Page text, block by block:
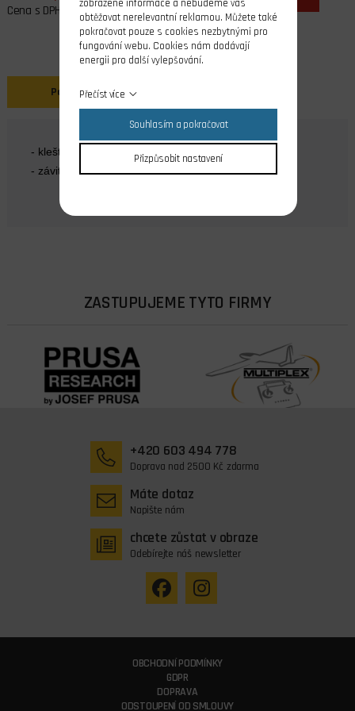
Cena s DPH
Popis
- kleština 5 mm
- závit M8
ZASTUPUJEME TYTO FIRMY
+420 603 494 778
Doprava nad 2500 Kč zdarma
Máte dotaz
Napište nám
chcete zůstat v obraze
Odebírejte náš newsletter
OBCHODNÍ PODMÍNKY
GDPR
DOPRAVA
ODSTOUPENÍ OD SMLOUVY
zobrazené informace a nebudeme vás
obtěžovat nerelevantní reklamou. Můžete také
pokračovat pouze s cookies nezbytnými pro
fungování webu. Cookies nám dodávají
energii pro další vylepšování.
Přečíst více
Souhlasím a pokračovat
Přizpůsobit nastavení